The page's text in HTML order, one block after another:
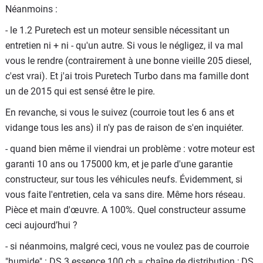
Néanmoins :
- le 1.2 Puretech est un moteur sensible nécessitant un
entretien ni + ni - qu'un autre. Si vous le négligez, il va mal
vous le rendre (contrairement à une bonne vieille 205 diesel,
c'est vrai). Et j'ai trois Puretech Turbo dans ma famille dont
un de 2015 qui est sensé être le pire.
En revanche, si vous le suivez (courroie tout les 6 ans et
vidange tous les ans) il n'y pas de raison de s'en inquiéter.
- quand bien même il viendrai un problème : votre moteur est
garanti 10 ans ou 175000 km, et je parle d'une garantie
constructeur, sur tous les véhicules neufs. Évidemment, si
vous faite l'entretien, cela va sans dire. Même hors réseau.
Pièce et main d'œuvre. A 100%. Quel constructeur assume
ceci aujourd’hui ?
- si néanmoins, malgré ceci, vous ne voulez pas de courroie